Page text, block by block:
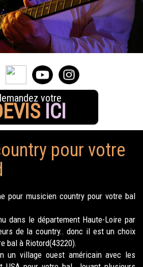
votre
ICI
pour votre
pour musicien country pour votre bal
dans le département Haute-Loire par
de la country.. donc il est un choix
bal à Riotord(43220).
un village ouest américain avec les